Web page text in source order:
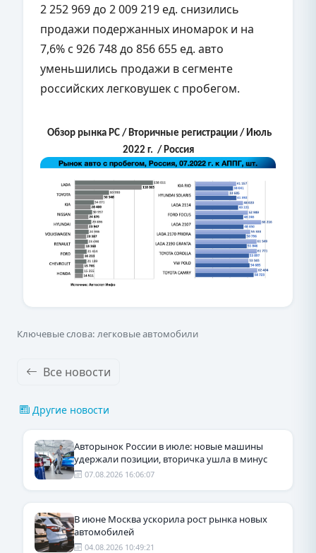
2 252 969 до 2 009 219 ед. снизились
продажи подержанных иномарок и на
7,6% с 926 748 до 856 655 ед. авто
уменьшились продажи в сегменте
российских легковушек с пробегом.
Обзор рынка РС / Вторичные регистрации / Июль
2022 г. / Россия
Ключевые слова: легковые автомобили
Все новости
Другие новости
Авторынок России в июле: новые машины
удержали позиции, вторичка ушла в минус
07.08.2026 16:06:07
В июне Москва ускорила рост рынка новых
автомобилей
04.08.2026 10:49:21